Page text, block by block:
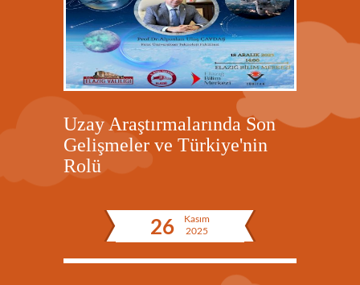
Uzay Araştırmalarında Son
Gelişmeler ve Türkiye'nin
Rolü
26
Kasım
2025